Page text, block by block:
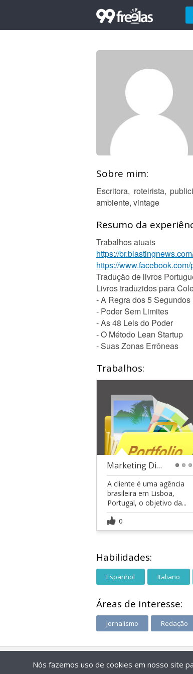
Sobre mim:
Escritora, roteirista,
ambiente, vintage
Resumo da
Trabalhos atuais
https://
https://
Tradução de livros
Livros traduzidos para
- A Regra dos 5 Segundos
- Poder Sem Limites
- As 48 Leis do Poder
- O Método Lean Startup
- Suas Zonas Errôneas
Trabalhos:
Marketing Digital
A cliente é uma agência
brasileira em Lisboa,
Portugal, o objetivo da...
0
Habilidades:
Espanhol Italiano
Áreas de interesse:
Jornalismo Redação
Nós fazemos uso de cookies em nosso site